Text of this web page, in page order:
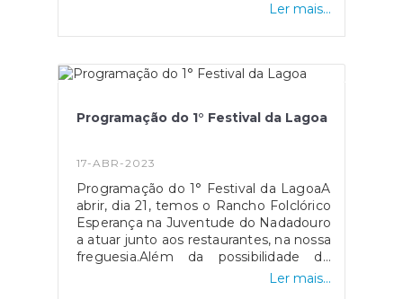
Ler mais...
Programação do 1° Festival da Lagoa
17-ABR-2023
Programação do 1° Festival da LagoaA
abrir, dia 21, temos o Rancho Folclórico
Esperança na Juventude do Nadadouro
a atuar junto aos restaurantes, na nossa
freguesia.Além da possibilidade de
degustar as iguarias da nossa região,
Ler mais...